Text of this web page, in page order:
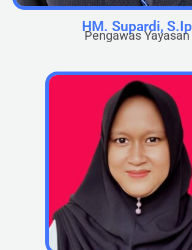
HM. Supardi, S.Ip
Pengawas Yayasan